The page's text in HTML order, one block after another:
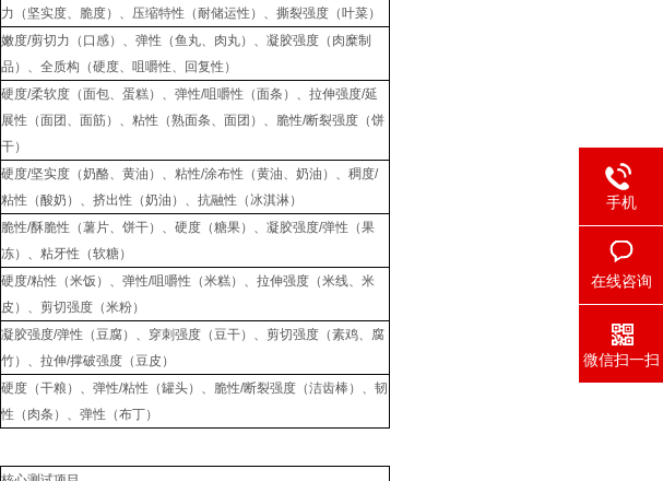
力（坚实度、脆度）、压缩特性（耐储运性）、撕裂强度（叶菜）
嫩度/剪切力（口感）、弹性（鱼丸、肉丸）、凝胶强度（肉糜制
品）、全质构（硬度、咀嚼性、回复性）
硬度/柔软度（面包、蛋糕）、弹性/咀嚼性（面条）、拉伸强度/延
展性（面团、面筋）、粘性（熟面条、面团）、脆性/断裂强度（饼
干）
硬度/坚实度（奶酪、黄油）、粘性/涂布性（黄油、奶油）、稠度/
粘性（酸奶）、挤出性（奶油）、抗融性（冰淇淋）
脆性/酥脆性（薯片、饼干）、硬度（糖果）、凝胶强度/弹性（果
冻）、粘牙性（软糖）
硬度/粘性（米饭）、弹性/咀嚼性（米糕）、拉伸强度（米线、米
皮）、剪切强度（米粉）
凝胶强度/弹性（豆腐）、穿刺强度（豆干）、剪切强度（素鸡、腐
竹）、拉伸/撑破强度（豆皮）
硬度（干粮）、弹性/粘性（罐头）、脆性/断裂强度（洁齿棒）、韧
性（肉条）、弹性（布丁）
手机
在线咨询
微信扫一扫